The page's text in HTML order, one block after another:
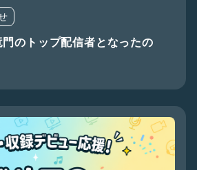
門のトップ配信者となったの